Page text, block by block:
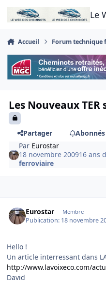
Aller au contenu
Le
Accueil Forum
Les Nouveaux TER
Partager
Abonnés
Par Eurostar
18 novembre 200916 ans
ferroviaire
Eurostar Membre
Publication: 18 novembre
Hello !
Un article interressant dans
http://www.lavoixeco.com/
David